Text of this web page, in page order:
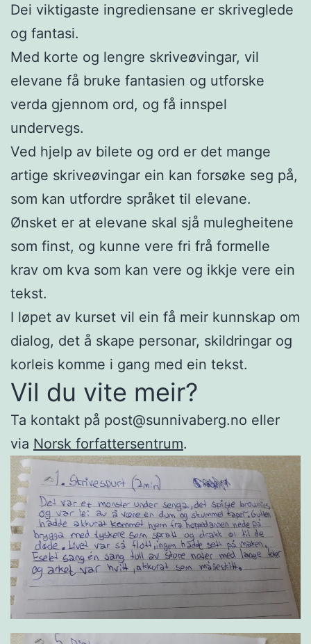
Dei viktigaste ingrediensane er skriveglede
og fantasi.
Med korte og lengre skriveøvingar, vil
elevane få bruke fantasien og utforske
verda gjennom ord, og få innspel
undervegs.
Ved hjelp av bilete og ord er det mange
artige skriveøvingar ein kan forsøke seg på,
som kan utfordre språket til elevane.
Ønsket er at elevane skal sjå mulegheitene
som finst, og kunne vere fri frå formelle
krav om kva som kan vere og ikkje vere ein
tekst.
I løpet av kurset vil ein få meir kunnskap om
dialog, det å skape personar, skildringar og
korleis komme i gang med ein tekst.
Vil du vite meir?
Ta kontakt på post@sunnivaberg.no eller
via Norsk forfattersentrum.